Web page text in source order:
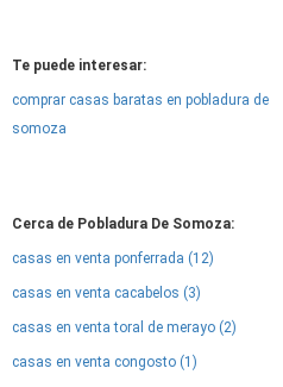
Te puede interesar:
comprar casas baratas en pobladura de
somoza
Cerca de Pobladura De Somoza:
casas en venta ponferrada (12)
casas en venta cacabelos (3)
casas en venta toral de merayo (2)
casas en venta congosto (1)